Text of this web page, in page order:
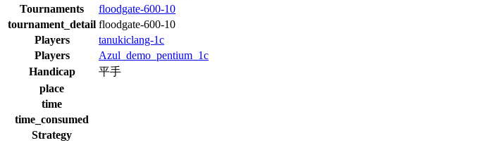
Tournaments
floodgate-600-10
tournament_detail floodgate-600-10
Players
tanukiclang-1c
Players
Azul_demo_pentium_1c
Handicap
平手
place
time
time_consumed
Strategy